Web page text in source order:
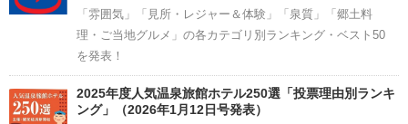
「雰囲気」「見所・レジャー＆体験」「泉質」「郷土料
理・ご当地グルメ」の各カテゴリ別ランキング・ベスト50
を発表！
2025年度人気温泉旅館ホテル250選「投票理由別ランキ
ング」（2026年1月12日号発表）